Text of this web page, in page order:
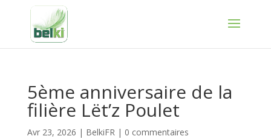
5ème anniversaire de la
filière Lët’z Poulet
Avr 23, 2026 | BelkiFR| 0 commentaires